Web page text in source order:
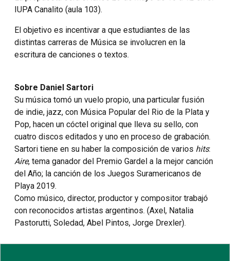
IUPA Canalito (aula 103).
El objetivo es incentivar a que estudiantes de las
distintas carreras de Música se involucren en la
escritura de canciones o textos.
Sobre Daniel Sartori
Su música tomó un vuelo propio, una particular fusión
de indie, jazz, con Música Popular del Rio de la Plata y
Pop, hacen un cóctel original que lleva su sello, con
cuatro discos editados y uno en proceso de grabación.
Sartori tiene en su haber la composición de varios hits:
Aire, tema ganador del Premio Gardel a la mejor canción
del Año; la canción de los Juegos Suramericanos de
Playa 2019.
Como músico, director, productor y compositor trabajó
con reconocidos artistas argentinos. (Axel, Natalia
Pastorutti, Soledad, Abel Pintos, Jorge Drexler).